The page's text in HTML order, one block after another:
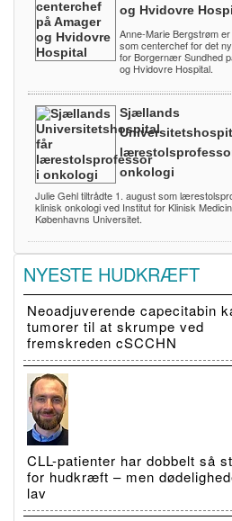
og Hvidovre
Anne-Marie Bergstrøm
som centerchef for det
for Borgernær Sundhed
og Hvidovre Hospital.
Sjællands
onkologi
Julie Gehl tiltrådte 1. august som
klinisk onkologi ved Institut for Klinisk
Københavns Universitet.
NYESTE HUDKRÆFT
Neoadjuverende capecitabin
tumorer til at skrumpe ved
fremskreden cSCCHN
CLL-patienter har dobbelt så
for hudkræft – men
lav